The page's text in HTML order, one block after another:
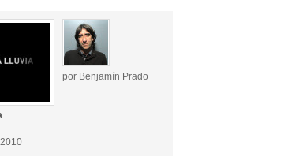
por Benjamín Prado